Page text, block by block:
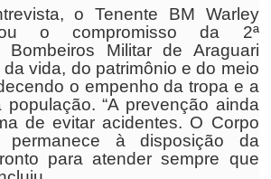
o Tenente BM Warley
o compromisso da 2ª
Bombeiros Militar de Araguari
vida, do patrimônio e do meio
o empenho da tropa e a
“A prevenção ainda
de evitar acidentes. O Corpo
permanece à disposição da
para atender sempre que